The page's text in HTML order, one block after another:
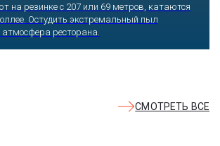
на резинке с 207 или 69 метров, катаются
Остудить экстремальный пыл
ресторана.
СМОТРЕТЬ ВСЕ